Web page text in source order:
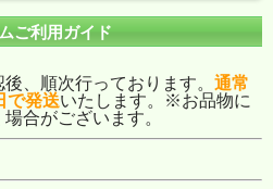
ご利用ガイド
、順次行っております。 通常
で発送いたします。※お品物に
合がございます。